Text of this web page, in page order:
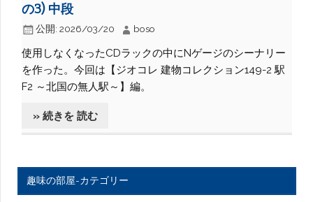
の3) 中段
公開: 2026/03/20 boso
使用しなくなったCDラックの中にNゲージのシーナリー
を作った。今回は【ジオコレ 建物コレクション149-2 駅
F2 ～北国の無人駅～】編。
» 続きを 読む
趣味の部屋-カテゴリー